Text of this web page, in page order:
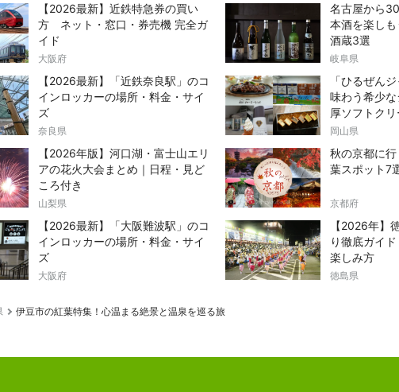
【2026最新】近鉄特急券の買い
方 ネット・窓口・券売機 完全ガ
イド
大阪府
【2026最新】「近鉄奈良駅」のコ
インロッカーの場所・料金・サイ
ズ
奈良県
【2026年版】河口湖・富士山エリ
アの花火大会まとめ｜日程・見ど
ころ付き
山梨県
【2026最新】「大阪難波駅」のコ
インロッカーの場所・料金・サイ
ズ
大阪府
名古屋から
本酒を楽し
酒蔵3選
岐阜県
「ひるぜん
味わう希少
厚ソフトクリ
岡山県
秋の京都に
葉スポット7
京都府
【2026年】
り徹底ガイ
楽しみ方
徳島県
伊豆市の紅葉特集！心温まる絶景と温泉を巡る旅